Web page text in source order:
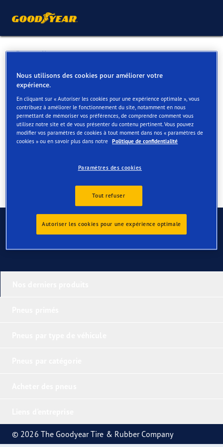
Retour liste
WILLAERT NV
Services disponibles en ligne et en magasin
Contact Services
Contactez-nous
© 2026 The Goodyear Tire & Rubber Company
Nous utilisons des cookies pour améliorer votre
expérience.
En cliquant sur « Autoriser les cookies pour une expérience optimale », vous
contribuez à améliorer le fonctionnement du site, notamment en nous
permettant de mémoriser vos préférences, de comprendre comment vous
utilisez notre site et de vous présenter du contenu pertinent. Vous pouvez
modifier vos paramètres de cookies à tout moment dans nos « paramètres de
cookies » ou en savoir plus dans notre Politique de confidentialité
Paramètres des cookies
Tout refuser
Autoriser les cookies pour une expérience optimale